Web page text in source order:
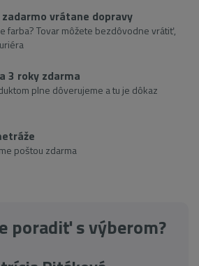
vrátane dopravy
farba? Tovar môžete bezdôvodne vrátiť,
3 roky zdarma
plne dôverujeme a tu je dôkaz
poštou zdarma
poradiť s výberom?